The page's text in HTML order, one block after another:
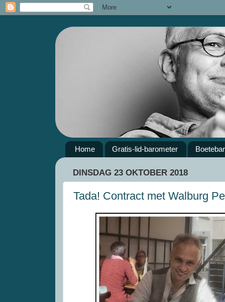
Home Gratis-lid-barometer
DINSDAG 23 OKTOBER 2018
Tada! Contract met Walburg